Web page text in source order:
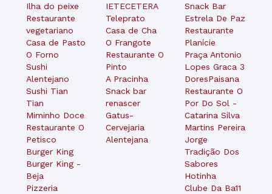
Ilha do peixe
Restaurante
vegetariano
Casa de Pasto
O Forno
Sushi
Alentejano
Sushi Tian
Tian
Miminho Doce
Restaurante O
Petisco
Burger King
Burger King -
Beja
Pizzeria
IETECETERA
Teleprato
Casa de Cha
O Frangote
Restaurante O
Pinto
A Pracinha
Snack bar
renascer
Gatus-
Cervejaria
Alentejana
Snack Bar
Estrela De Paz
Restaurante
Planície
Praça Antonio
Lopes Graca 3
DoresPaisana
Restaurante O
Por Do Sol -
Catarina Silva
Martins Pereira
Jorge
Tradição Dos
Sabores
Hotinha
Clube Da Ba11